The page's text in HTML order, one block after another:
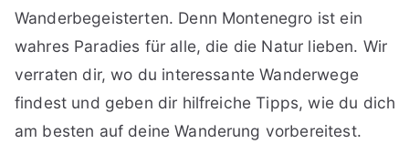
Wanderbegeisterten. Denn Montenegro ist ein
wahres Paradies für alle, die die Natur lieben. Wir
verraten dir, wo du interessante Wanderwege
findest und geben dir hilfreiche Tipps, wie du dich
am besten auf deine Wanderung vorbereitest.